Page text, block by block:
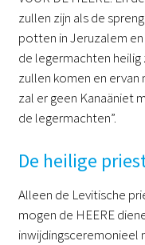
zullen zijn als de
potten in Jeruzalem en
de legermachten
zullen komen en ervan
zal er geen Kanaäniet
de legermachten”.
De heilige
Alleen de Levitische
mogen de HEERE
inwijdingsceremonieel